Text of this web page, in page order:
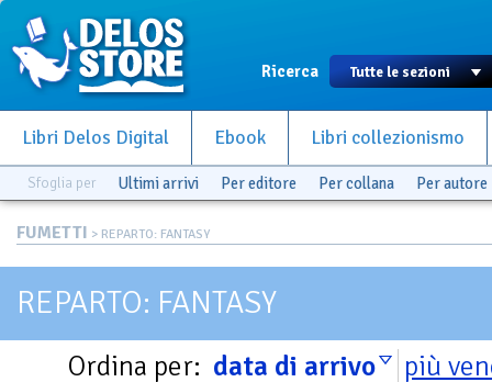
Ricerca
Libri Delos Digital Ebook Libri collezionismo
Sfoglia per Ultimi arrivi Per editore Per collana Per autore
FUMETTI > REPARTO: FANTASY
REPARTO: FANTASY
Ordina per: data di arrivo più